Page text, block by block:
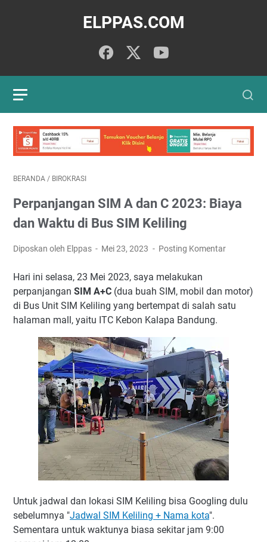
ELPPAS.COM
BERANDA / BIROKRASI
Perpanjangan SIM A dan C 2023: Biaya
dan Waktu di Bus SIM Keliling
Diposkan oleh Elppas Mei 23, 2023 Posting Komentar
Hari ini selasa, 23 Mei 2023, saya melakukan
perpanjangan SIM A+C (dua buah SIM, mobil dan motor)
di Bus Unit SIM Keliling yang bertempat di salah satu
halaman mall, yaitu ITC Kebon Kalapa Bandung.
Untuk jadwal dan lokasi SIM Keliling bisa Googling dulu
sebelumnya "Jadwal SIM Keliling + Nama kota".
Sementara untuk waktunya biasa sekitar jam 9:00